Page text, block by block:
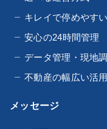
キレイで停めやす
安心の24時間管理
データ管理・現地
不動産の幅広い活用
メッセージ